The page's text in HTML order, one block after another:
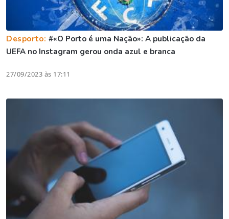
Desporto:#«O Porto é uma Nação»: A publicação da
UEFA no Instagram gerou onda azul e branca
27/09/2023 às 17:11